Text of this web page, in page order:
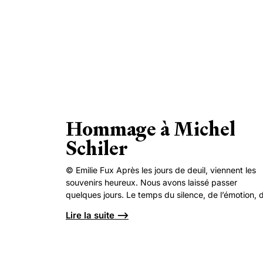
Hommage à Michel
Schiler
© Emilie Fux Après les jours de deuil, viennent les
souvenirs heureux. Nous avons laissé passer
quelques jours. Le temps du silence, de l’émotion,
Lire la suite ⟶